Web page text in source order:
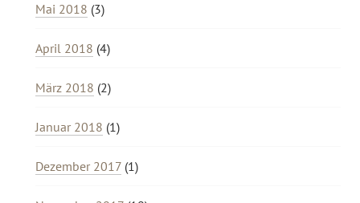
Mai 2018 (3)
April 2018 (4)
März 2018 (2)
Januar 2018 (1)
Dezember 2017 (1)